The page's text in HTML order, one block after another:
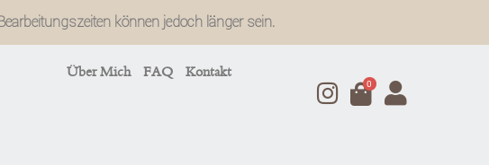
können jedoch länger sein.
Über Mich FAQ Kontakt 0